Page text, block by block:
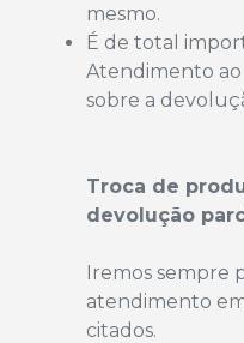
mesmo.
É de total
Atendimento
sobre a
Troca de
devolução
Iremos sempre
atendimento
citados.